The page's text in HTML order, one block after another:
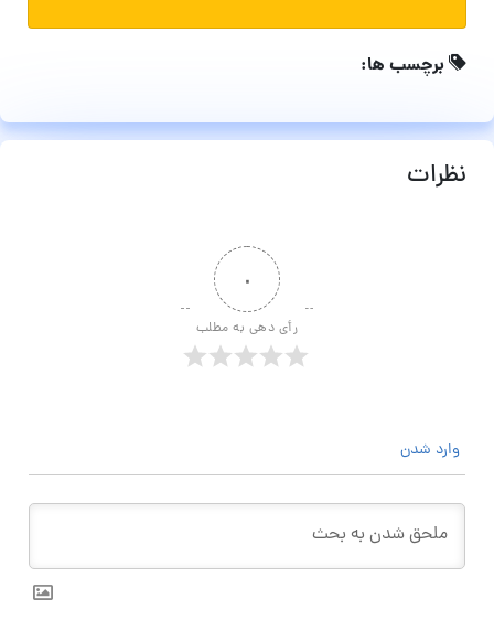
برچسب ها:
نظرات
۰
رأی دهی به مطلب
وارد شدن